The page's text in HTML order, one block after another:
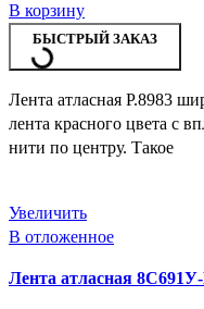
В корзину
БЫСТРЫЙ ЗАКАЗ
Лента атласная Р.8983
лента красного цвета с
нити по центру. Такое
Увеличить
В отложенное
Лента атласная